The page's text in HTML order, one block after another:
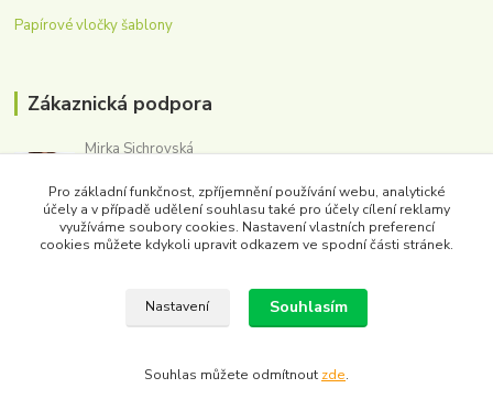
Papírové vločky šablony
Zákaznická podpora
Mirka Sichrovská
(Po-Pá, 8-16 hod.)
obchod@washmpaper.cz
Pro základní funkčnost, zpříjemnění používání webu, analytické
účely a v případě udělení souhlasu také pro účely cílení reklamy
využíváme soubory cookies. Nastavení vlastních preferencí
cookies můžete kdykoli upravit odkazem ve spodní části stránek.
Nastavení Souhlasím
Souhlas můžete odmítnout zde.